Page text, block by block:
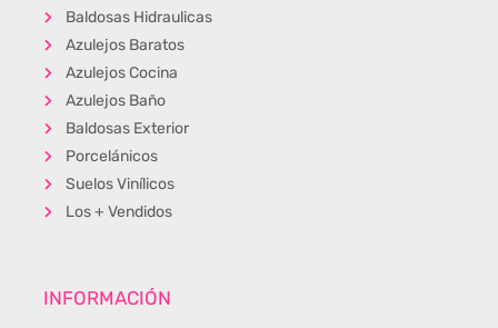
Baldosas Hidraulicas
Azulejos Baratos
Azulejos Cocina
Azulejos Baño
Baldosas Exterior
Porcelánicos
Suelos Vinílicos
Los + Vendidos
INFORMACIÓN